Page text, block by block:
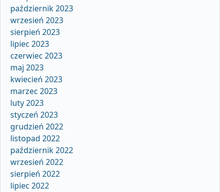
październik 2023
wrzesień 2023
sierpień 2023
lipiec 2023
czerwiec 2023
maj 2023
kwiecień 2023
marzec 2023
luty 2023
styczeń 2023
grudzień 2022
listopad 2022
październik 2022
wrzesień 2022
sierpień 2022
lipiec 2022